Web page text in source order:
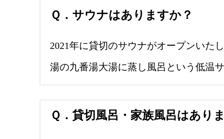
Ｑ．サウナはありますか？
2021年に貸切のサウナがオープンいた
湯の九番湯大湯に蒸し風呂という低温
Ｑ．貸切風呂・家族風呂はあり